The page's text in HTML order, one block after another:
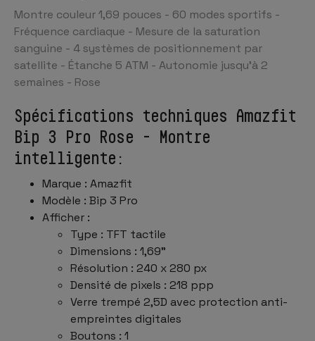
Montre couleur 1,69 pouces - 60 modes sportifs -
Fréquence cardiaque - Mesure de la saturation
sanguine - 4 systèmes de positionnement par
satellite - Étanche 5 ATM - Autonomie jusqu'à 2
semaines - Rose
Spécifications techniques Amazfit
Bip 3 Pro Rose - Montre
intelligente:
Marque : Amazfit
Modèle : Bip 3 Pro
Afficher :
Type : TFT tactile
Dimensions : 1,69"
Résolution : 240 x 280 px
Densité de pixels : 218 ppp
Verre trempé 2,5D avec protection anti-
empreintes digitales
Boutons : 1